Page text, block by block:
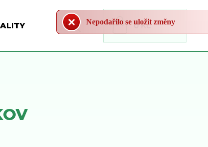
0 Kč
Nepodařilo se uložit změny